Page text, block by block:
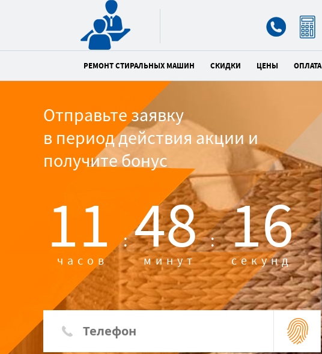
РЕМОНТ СТИРАЛЬНЫХ МАШИН СКИДКИ ЦЕНЫ ОПЛАТА
Отправьте заявку
в период действия акции и
получите бонус
11 :
часов 48 :
минут 15
секунд